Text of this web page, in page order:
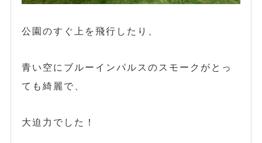
公園のすぐ上を飛行したり、
青い空にブルーインパルスのスモークがとっ
ても綺麗で、
大迫力でした！